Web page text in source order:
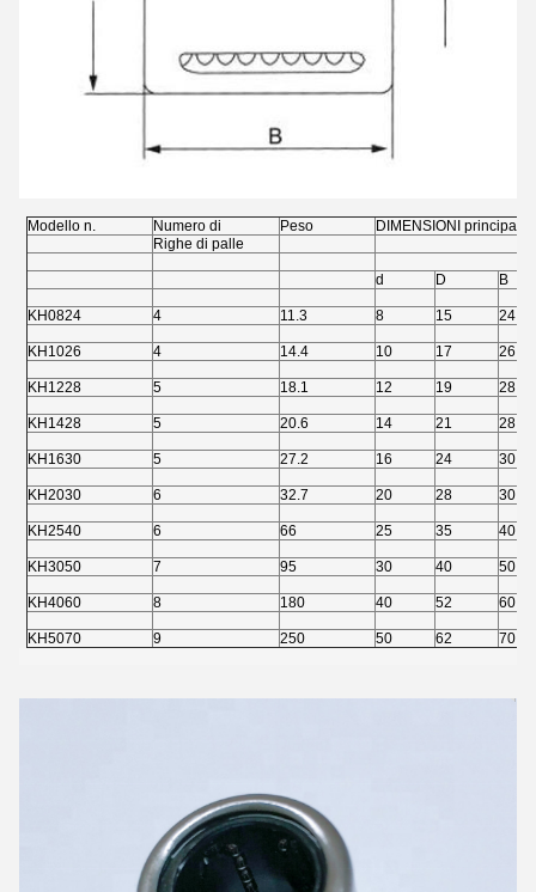
Modello n. Numero di Peso
DIMENSIONI principali
Righe di palle
d D B
KH0824 4 11.3 8 15 24
KH1026 4 14.4 10 17 26
KH1228 5 18.1 12 19 28
KH1428 5 20.6 14 21 28
KH1630 5 27.2 16 24 30
KH2030 6 32.7 20 28 30
KH2540 6 66 25 35 40
KH3050 7 95 30 40 50
KH4060 8 180 40 52 60
KH5070 9 250 50 62 70